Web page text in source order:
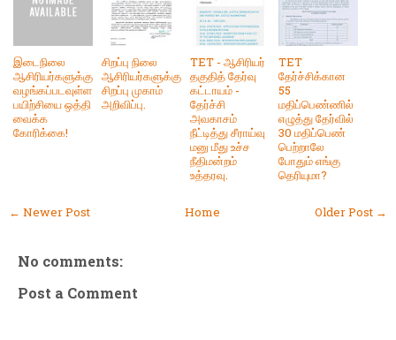
இடைநிலை
ஆசிரியர்களுக்கு
வழங்கப்படவுள்ள
பயிற்சியை ஒத்தி
வைக்க
கோரிக்கை!
சிறப்பு நிலை
ஆசிரியர்களுக்கு
சிறப்பு முகாம்
அறிவிப்பு.
TET - ஆசிரியர்
தகுதித் தேர்வு
கட்டாயம் -
தேர்ச்சி
அவகாசம்
நீட்டித்து சீராய்வு
மனு மீது உச்ச
நீதிமன்றம்
உத்தரவு.
TET
தேர்ச்சிக்கான
55
மதிப்பெண்ணில்
எழுத்து தேர்வில்
30 மதிப்பெண்
பெற்றாலே
போதும் எங்கு
தெரியுமா?
← Newer Post Older Post →
Home
No comments:
Post a Comment